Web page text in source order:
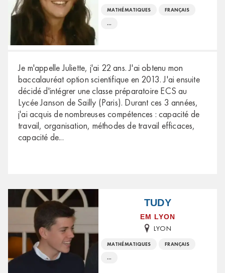
MATHÉMATIQUES FRANÇAIS
...
Je m'appelle Juliette, j'ai 22 ans. J'ai obtenu mon
baccalauréat option scientifique en 2013. J'ai ensuite
décidé d'intégrer une classe préparatoire ECS au
Lycée Janson de Sailly (Paris). Durant ces 3 années,
j'ai acquis de nombreuses compétences : capacité de
travail, organisation, méthodes de travail efficaces,
capacité de...
TUDY
EM LYON
LYON
MATHÉMATIQUES FRANÇAIS
...